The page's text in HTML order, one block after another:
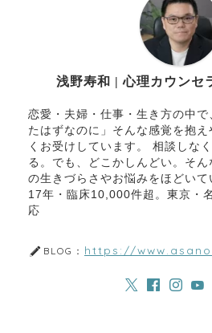
浅野寿和 | 心理カウンセ
恋愛・夫婦・仕事・生き方の中で
たはずなのに」そんな感覚を抱
くお受けしています。 相談しな
る。でも、どこかしんどい。そ
の生きづらさやお悩みをほどい
17年・臨床10,000件超。東京・
応
BLOG： https://